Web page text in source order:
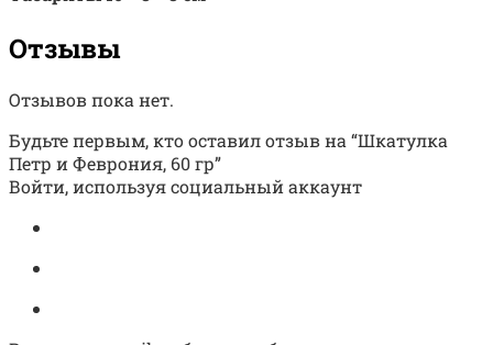
Отзывы
Отзывов пока нет.
Будьте первым, кто оставил отзыв на “Шкатулка
Петр и Феврония, 60 гр”
Войти, используя социальный аккаунт